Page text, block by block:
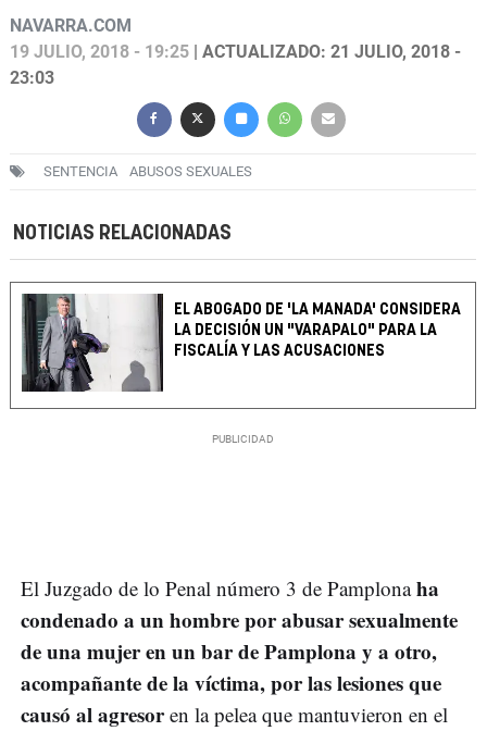
NAVARRA.COM
19 JULIO, 2018 - 19:25 | ACTUALIZADO: 21 JULIO, 2018 -
23:03
SENTENCIA ABUSOS SEXUALES
NOTICIAS RELACIONADAS
EL ABOGADO DE 'LA MANADA' CONSIDERA
LA DECISIÓN UN "VARAPALO" PARA LA
FISCALÍA Y LAS ACUSACIONES
El Juzgado de lo Penal número 3 de Pamplonaha
condenado a un hombre por abusar sexualmente
de una mujer en un bar de Pamplona y a otro,
acompañante de la víctima, por las lesiones que
causó al agresoren la pelea que mantuvieron en el